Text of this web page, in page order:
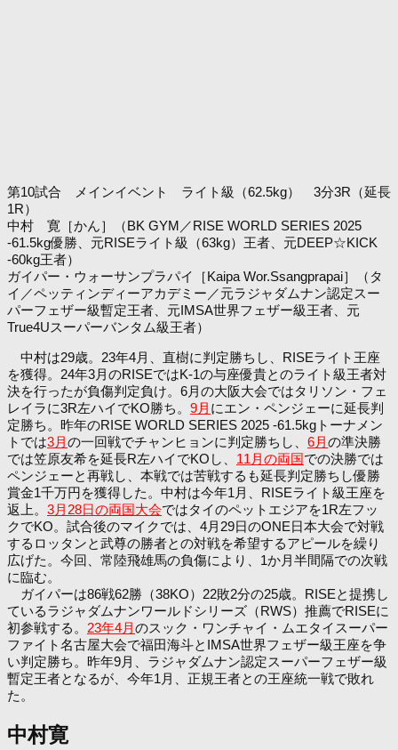
第10試合 メインイベント ライト級（62.5kg） 3分3R（延長
1R）
中村 寛［かん］（BK GYM／RISE WORLD SERIES 2025
-61.5kg優勝、元RISEライト級（63kg）王者、元DEEP☆KICK
-60kg王者）
ガイパー・ウォーサンプラパイ［Kaipa Wor.Ssangprapai］（タ
イ／ペッティンディーアカデミー／元ラジャダムナン認定スー
パーフェザー級暫定王者、元IMSA世界フェザー級王者、元
True4Uスーパーバンタム級王者）
中村は29歳。23年4月、直樹に判定勝ちし、RISEライト王座
を獲得。24年3月のRISEではK-1の与座優貴とのライト級王者対
決を行ったが負傷判定負け。6月の大阪大会ではタリソン・フェ
レイラに3R左ハイでKO勝ち。 9月 にエン・ペンジェーに延長判
定勝ち。昨年のRISE WORLD SERIES 2025 -61.5kgトーナメン
トでは3月の一回戦でチャンヒョンに判定勝ちし、 6月の準決勝
では笠原友希を延長R左ハイでKOし、 11月の両国での決勝では
ペンジェーと再戦し、本戦では苦戦するも延長判定勝ちし優勝
賞金1千万円を獲得した。中村は今年1月、RISEライト級王座を
返上。 3月28日の両国大会ではタイのペットエジアを1R左フッ
クでKO。試合後のマイクでは、4月29日のONE日本大会で対戦
するロッタンと武尊の勝者との対戦を希望するアピールを繰り
広げた。今回、常陸飛雄馬の負傷により、1か月半間隔での次戦
に臨む。
ガイパーは86戦62勝（38KO）22敗2分の25歳。RISEと提携し
ているラジャダムナンワールドシリーズ（RWS）推薦でRISEに
初参戦する。 23年4月のスック・ワンチャイ・ムエタイスーパー
ファイト名古屋大会で福田海斗とIMSA世界フェザー級王座を争
い判定勝ち。昨年9月、ラジャダムナン認定スーパーフェザー級
暫定王者となるが、今年1月、正規王者との王座統一戦で敗れ
た。
中村寛